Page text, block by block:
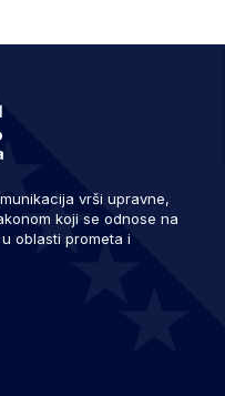
vrši upravne,
koji se odnose na
oblasti prometa i